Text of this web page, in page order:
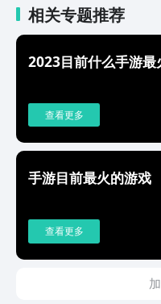
相关专题推荐
2023目前什么手游最
查看更多
手游目前最火的游戏
查看更多